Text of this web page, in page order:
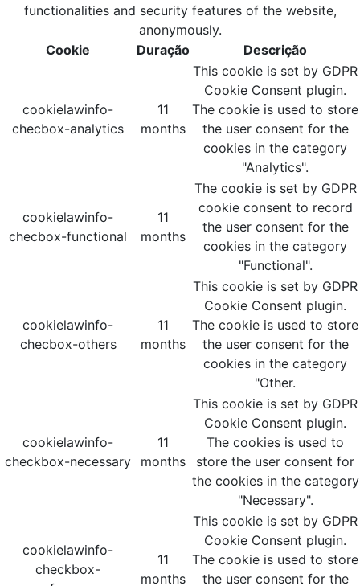
functionalities and security features of the website,
anonymously.
Cookie
Duração Descrição
cookielawinfo-
checbox-analytics
11
months
This cookie is set by GDPR
Cookie Consent plugin.
The cookie is used to store
the user consent for the
cookies in the category
"Analytics".
cookielawinfo-
checbox-functional
11
months
The cookie is set by GDPR
cookie consent to record
the user consent for the
cookies in the category
"Functional".
cookielawinfo-
checbox-others
11
months
This cookie is set by GDPR
Cookie Consent plugin.
The cookie is used to store
the user consent for the
cookies in the category
"Other.
cookielawinfo-
checkbox-necessary
11
months
This cookie is set by GDPR
Cookie Consent plugin.
The cookies is used to
store the user consent for
the cookies in the category
"Necessary".
cookielawinfo-
checkbox-
11
months
This cookie is set by GDPR
Cookie Consent plugin.
The cookie is used to store
the user consent for the